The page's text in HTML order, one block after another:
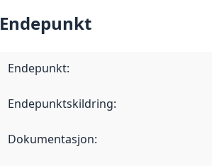
Endepunkt
Endepunkt:
Endepunktskildring:
Dokumentasjon: